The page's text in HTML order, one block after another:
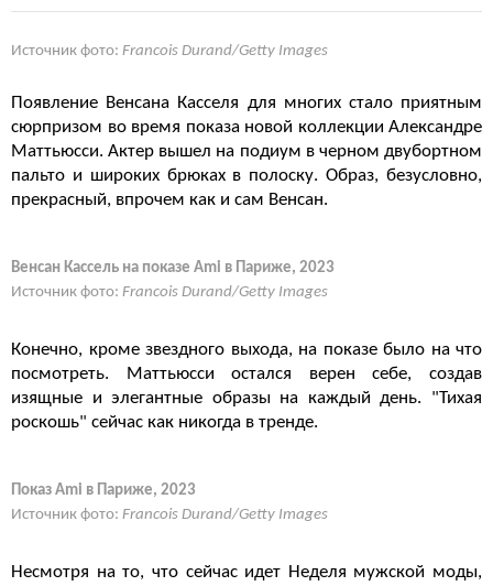
Источник фото: Francois Durand/Getty Images
Появление Венсана Касселя для многих стало приятным
сюрпризом во время показа новой коллекции Александре
Маттьюсси. Актер вышел на подиум в черном двубортном
пальто и широких брюках в полоску. Образ, безусловно,
прекрасный, впрочем как и сам Венсан.
Венсан Кассель на показе Ami в Париже, 2023
Источник фото: Francois Durand/Getty Images
Конечно, кроме звездного выхода, на показе было на что
посмотреть. Маттьюсси остался верен себе, создав
изящные и элегантные образы на каждый день. "Тихая
роскошь" сейчас как никогда в тренде.
Показ Ami в Париже, 2023
Источник фото: Francois Durand/Getty Images
Несмотря на то, что сейчас идет Неделя мужской моды,